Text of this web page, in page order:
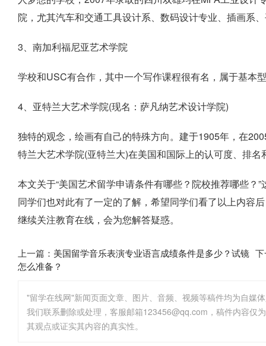
院，尤其汽车和交通工具设计系、数码设计专业、插画系
3、南加利福尼亚艺术学院
学校和USC有合作，其中一个写作课程很有名，属于基本
4、亚特兰大艺术学院(现名：萨凡纳艺术设计学院)
独特的观念，绘画有自己的特殊方向。建于1905年，在
特兰大艺术学院(亚特兰大)在美国和国际上的认可度、排
本文关于“美国艺术留学申请条件有哪些？院校推荐哪些
同学们也对此有了一定的了解，希望同学们看了以上内容
继续关注教育在线，会为您解答疑惑。
上一篇： 美国留学音乐表演专业语言成绩条件是多少？试镜
怎么准备？
"留学在线网"新闻页面文章、图片、音频、视频等稿件均为自媒
其观点或证实其内容的真实性。